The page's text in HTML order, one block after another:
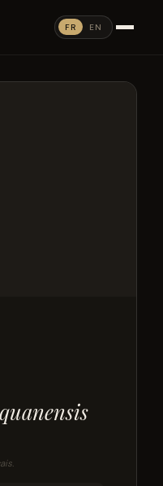
FR EN